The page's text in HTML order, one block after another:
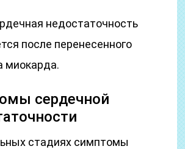
недостаточность
после перенесенного
миокарда.
сердечной
стадиях симптомы